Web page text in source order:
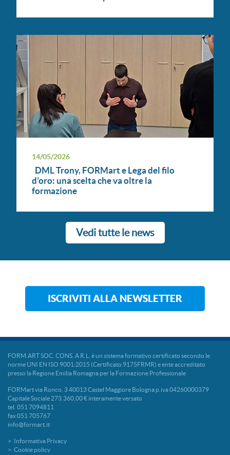
14/05/2026
DML Trony, FORMart e Lega del filo
d’oro: una scelta che va oltre la
formazione
Vedi tutte le news
ISCRIVITI ALLA NEWSLETTER
FORM.ART SOC. CONS. A R.L. è un sistema formativo certificato secondo le
norme UNI EN ISO 9001:2015 (Certificato 9175FRMR) e ente accreditato
presso la Regione Emilia Romagna per la Formazione Professionale
FORMart via Ronco, 3 40013 Castel Maggiore Bologna p.iva 04260000379
Capitale Sociale 273.360,00 € interamente versato
tel. 051 7094811
fax 051 705767
info@formart.it
Informativa Privacy
Cookie policy